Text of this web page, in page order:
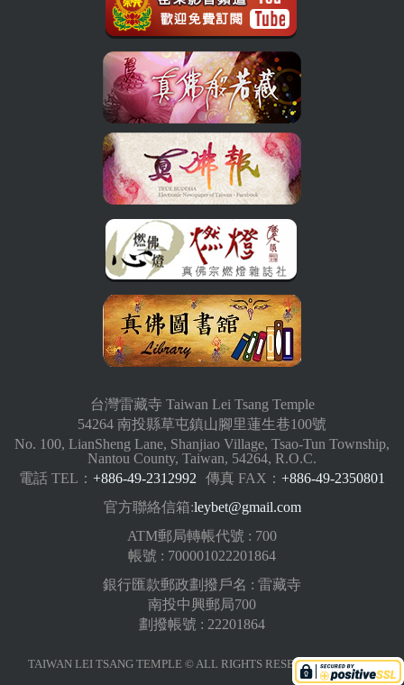
台灣雷藏寺 Taiwan Lei Tsang Temple
54264 南投縣草屯鎮山腳里蓮生巷100號
No. 100, LianSheng Lane, Shanjiao Village, Tsao-Tun Township,
Nantou County, Taiwan, 54264, R.O.C.
電話 TEL： +886-49-2312992 傳真 FAX： +886-49-2350801
官方聯絡信箱:leybet@gmail.com
ATM郵局轉帳代號 : 700
帳號 : 700001022201864
銀行匯款郵政劃撥戶名 : 雷藏寺
南投中興郵局700
劃撥帳號 : 22201864
TAIWAN LEI TSANG TEMPLE © ALL RIGHTS RESERVED.版權聲明